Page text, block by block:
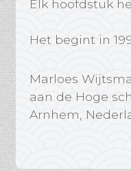
Elk hoofdstuk
Het begint in
Marloes
aan de Hoge
Arnhem,